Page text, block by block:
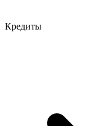
Кредиты